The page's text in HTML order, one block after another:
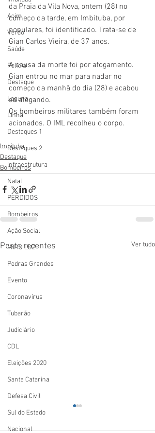
Acim
Verão
Saúde
Polícia
Destaque
Laguna
Linha
Destaques 1
Destaques 2
infraestrutura
Natal
PERDIDOS
Bombeiros
Ação Social
MIRO LUZ
Pedras Grandes
Evento
Coronavírus
Tubarão
Judiciário
CDL
Eleições 2020
Santa Catarina
Defesa Civil
Sul do Estado
Nacional
da Praia da Vila Nova, ontem (28) no
começo da tarde, em Imbituba, por
populares, foi identificado. Trata-se de
Gian Carlos Vieira, de 37 anos.
A causa da morte foi por afogamento.
Gian entrou no mar para nadar no
começo da manhã do dia (28) e acabou
se afogando.
Os bombeiros militares também foram
acionados. O IML recolheu o corpo.
Imbituba
Destaque
Bombeiros
Posts recentes Ver tudo